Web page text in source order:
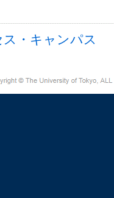
・キャンパス